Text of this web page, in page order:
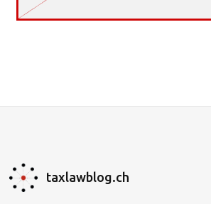
taxlawblog.ch